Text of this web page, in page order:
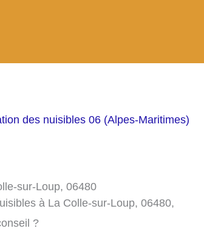
des nuisibles 06 (Alpes-Maritimes)
sur-Loup, 06480
à La Colle-sur-Loup, 06480,
?